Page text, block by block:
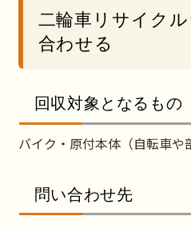
二輪車リサイク
合わせる
回収対象となるもの
バイク・原付本体（自転車や
問い合わせ先